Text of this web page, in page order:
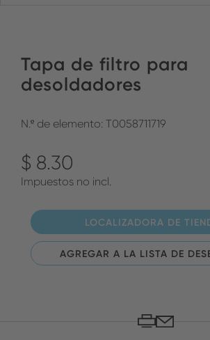
Tapa de filtro para
desoldadores
N.º de elemento: T0058711719
$ 8.30
Impuestos no incl.
LOCALIZADORA DE
AGREGAR A LA LISTA DE